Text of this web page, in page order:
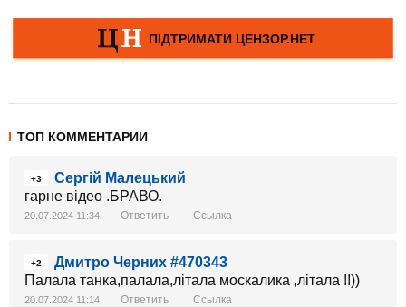
ТОП КОММЕНТАРИИ
+3
Сергій Малецький
гарне відео .БРАВО.
20.07.2024 11:34 Ответить Ссылка
+2
Дмитро Черних #470343
Палала танка,палала,літала москалика ,літала !!))
20.07.2024 11:14 Ответить Ссылка